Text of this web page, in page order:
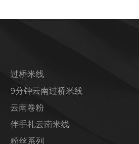
过桥米线
9分钟云南过桥米线
云南卷粉
伴手礼云南米线
粉丝系列